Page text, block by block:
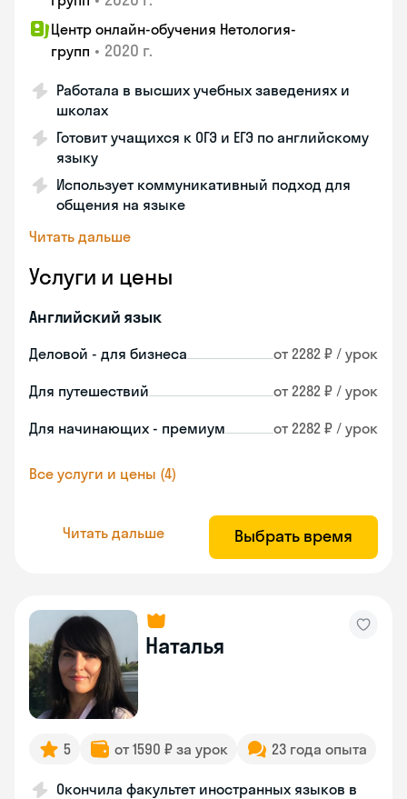
Центр онлайн-обучения Нетология-
групп • 2020 г.
Работала в высших учебных заведениях и
школах
Готовит учащихся к ОГЭ и ЕГЭ по английскому
языку
Использует коммуникативный подход для
общения на языке
Читать дальше
Услуги и цены
Английский язык
Деловой - для бизнеса от 2282 ₽ / урок
Для путешествий от 2282 ₽ / урок
Для начинающих - премиум от 2282 ₽ / урок
Все услуги и цены (4)
Читать дальше Выбрать время
Наталья
5 от 1590 ₽ за урок 23 года опыта
Окончила факультет иностранных языков в